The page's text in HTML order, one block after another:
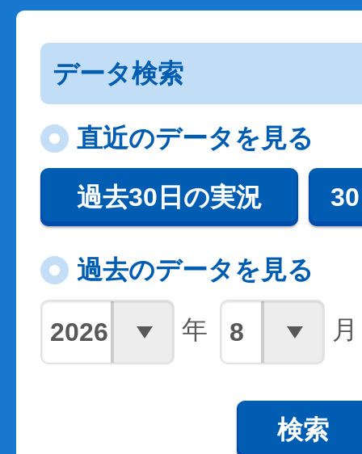
データ検索
直近のデータを見る
過去30日の実況
過去のデータを見る
年 月
検索